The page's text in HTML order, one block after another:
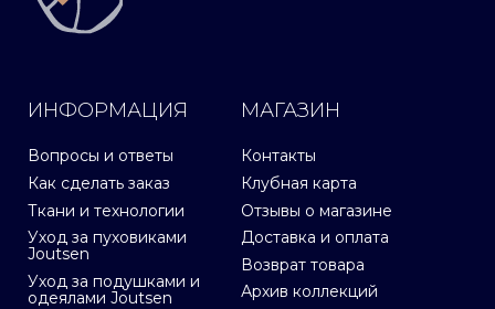
ИНФОРМАЦИЯ
Вопросы и ответы
Как сделать заказ
Ткани и технологии
Уход за пуховиками
Joutsen
Уход за подушками и
одеялами Joutsen
МАГАЗИН
Контакты
Клубная карта
Отзывы о магазине
Доставка и оплата
Возврат товара
Архив коллекций